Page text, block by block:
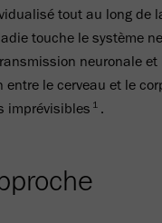
tout au long de
touche le système
neuronale et
entre le cerveau et le
imprévisibles 1 .